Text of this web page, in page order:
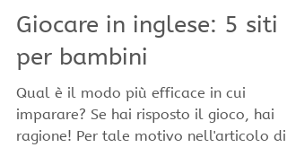
Giocare in inglese: 5 siti
per bambini
Qual è il modo più efficace in cui
imparare? Se hai risposto il gioco, hai